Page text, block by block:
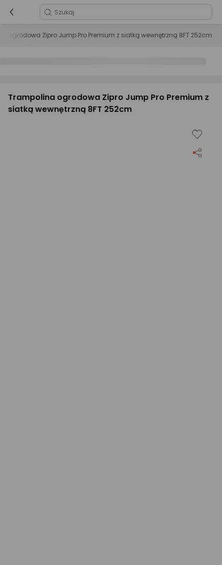
ogrodowa Zipro Jump Pro Premium z siatką wewnętrzną 8FT 252cm
Trampolina ogrodowa Zipro Jump Pro Premium z
siatką wewnętrzną 8FT 252cm